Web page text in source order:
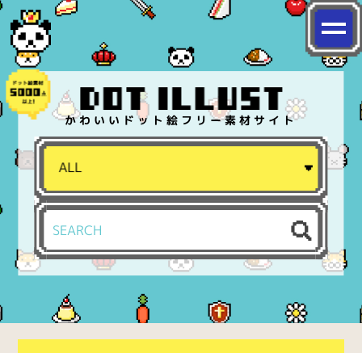
かわいいドット絵フリー素材サイト